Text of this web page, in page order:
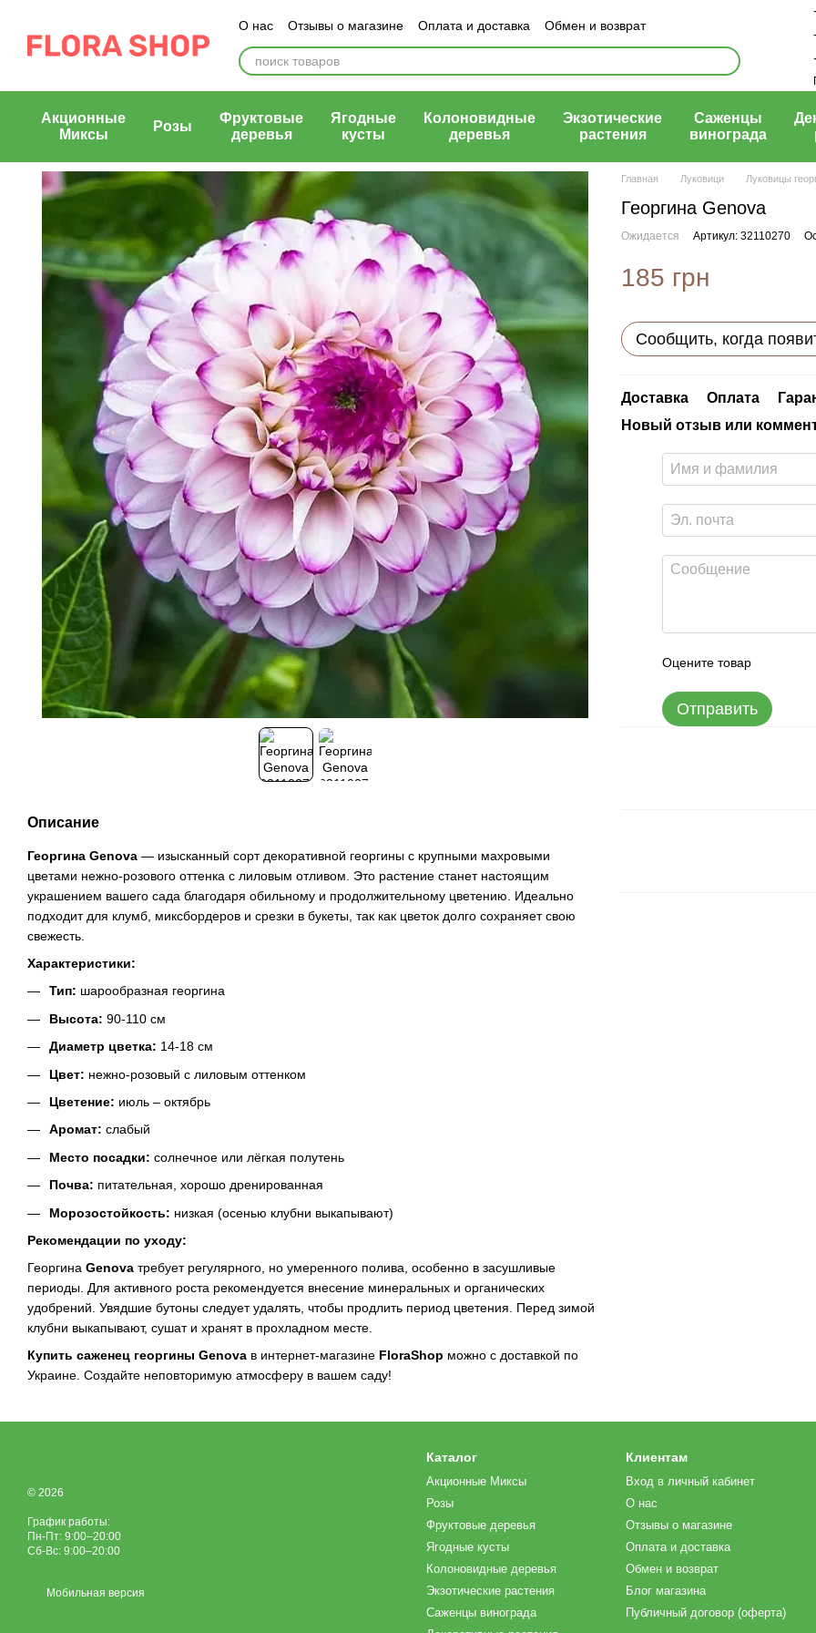
О нас Отзывы о магазине Оплата и доставка
Обмен и возврат
Блог магазина
Публичный договор (оферта)
Акционные
Миксы
Розы
Фруктовые
деревья
Ягодные
кусты
Колоновидные
деревья
Экзотические
растения
Саженцы
винограда
Описание
Георгина Genova — изысканный сорт декоративной георгины с крупными махровыми
цветами нежно-розового оттенка с лиловым отливом. Это растение станет настоящим
украшением вашего сада благодаря обильному и продолжительному цветению. Идеально
подходит для клумб, миксбордеров и срезки в букеты, так как цветок долго сохраняет свою
свежесть.
Характеристики:
Тип: шарообразная георгина
Высота: 90-110 см
Диаметр цветка: 14-18 см
Цвет: нежно-розовый с лиловым оттенком
Цветение: июль – октябрь
Аромат: слабый
Место посадки: солнечное или лёгкая полутень
Почва: питательная, хорошо дренированная
Морозостойкость: низкая (осенью клубни выкапывают)
Рекомендации по уходу:
Георгина Genova требует регулярного, но умеренного полива, особенно в засушливые
периоды. Для активного роста рекомендуется внесение минеральных и органических
удобрений. Увядшие бутоны следует удалять, чтобы продлить период цветения. Перед зимой
клубни выкапывают, сушат и хранят в прохладном месте.
Купить саженец георгины Genova в интернет-магазине FloraShop можно с доставкой по
Украине. Создайте неповторимую атмосферу в вашем саду!
Главная Луковици Луковицы
Георгина Genova
Ожидается Артикул: 32110270
185 грн
Сообщить, когда
Доставка Оплата
Новый отзыв или
Оцените товар
Отправить
© 2026
График работы:
Пн-Пт: 9:00–20:00
Сб-Вс: 9:00–20:00
Мобильная версия
Каталог
Акционные Миксы
Розы
Фруктовые деревья
Ягодные кусты
Колоновидные деревья
Экзотические растения
Саженцы винограда
Клиентам
Вход в личный кабинет
О нас
Отзывы о магазине
Оплата и доставка
Обмен и возврат
Блог магазина
Публичный договор (оферта)